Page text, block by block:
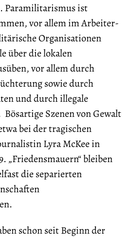
Paramilitarismus ist
vor allem im Arbeiter-
Organisationen
über die lokalen
vor allem durch
sowie durch
und durch illegale
Szenen von Gewalt
bei der tragischen
Lyra McKee in
„Friedensmauern“ bleiben
die separierten
schon seit Beginn der